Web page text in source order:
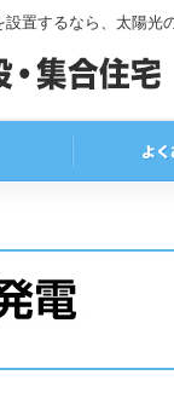
置するなら、太陽光